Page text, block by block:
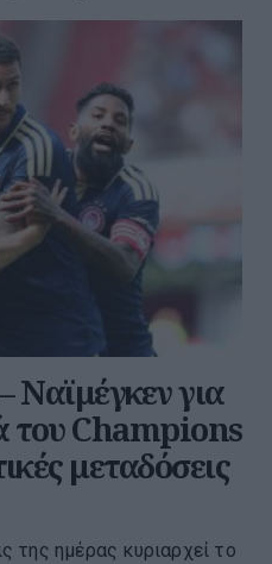
Ναϊμέγκεν για
του Champions
μεταδόσεις
της ημέρας κυριαρχεί το